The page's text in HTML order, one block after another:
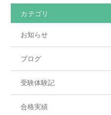
o
o
k
カテゴリ
お知らせ
ブログ
受験体験記
合格実績